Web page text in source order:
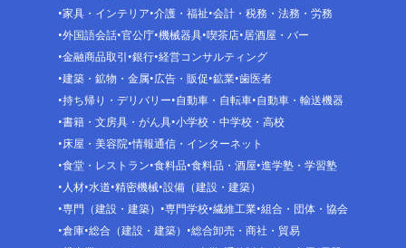
家具・インテリア 介護・福祉 会計・税務・法務・労務
外国語会話 官公庁 機械器具 喫茶店 居酒屋・バー
金融商品取引 銀行 経営コンサルティング
建築・鉱物・金属 広告・販促 鉱業 歯医者
持ち帰り・デリバリー 自動車・自転車 自動車・輸送機器
書籍・文房具・がん具 小学校・中学校・高校
床屋・美容院 情報通信・インターネット
食堂・レストラン 食料品 食料品・酒屋 進学塾・学習塾
人材 水道 精密機械 設備（建設・建築）
専門（建設・建築）
専門学校 繊維工業 組合・団体・協会
倉庫 総合（建設・建築）
総合卸売・商社・貿易